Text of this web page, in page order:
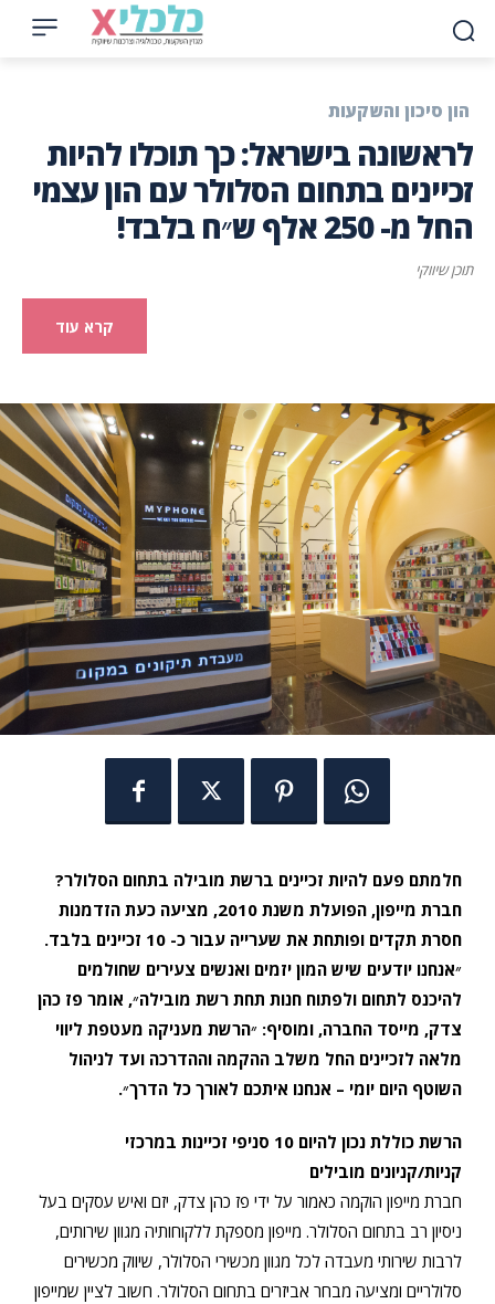
הון סיכון והשקעות
לראשונה בישראל: כך תוכלו להיות
זכיינים בתחום הסלולר עם הון עצמי
החל מ- 250 אלף ש״ח בלבד!
תוכן שיווקי
קרא עוד
חלמתם פעם להיות זכיינים ברשת מובילה בתחום הסלולר?
חברת מייפון, הפועלת משנת 2010, מציעה כעת הזדמנות
חסרת תקדים ופותחת את שערייה עבור כ- 10 זכיינים בלבד.
״אנחנו יודעים שיש המון יזמים ואנשים צעירים שחולמים
להיכנס לתחום ולפתוח חנות תחת רשת מובילה״, אומר פז כהן
צדק, מייסד החברה, ומוסיף: ״הרשת מעניקה מעטפת ליווי
מלאה לזכיינים החל משלב ההקמה וההדרכה ועד לניהול
השוטף היום יומי – אנחנו איתכם לאורך כל הדרך״.
הרשת כוללת נכון להיום 10 סניפי זכיינות במרכזי
קניות/קניונים מובילים
חברת מייפון הוקמה כאמור על ידי פז כהן צדק, יזם ואיש עסקים בעל
ניסיון רב בתחום הסלולר. מייפון מספקת ללקוחותיה מגוון שירותים,
לרבות שירותי מעבדה לכל מגוון מכשירי הסלולר, שיווק מכשירים
סלולריים ומציעה מבחר אביזרים בתחום הסלולר. חשוב לציין שמייפון